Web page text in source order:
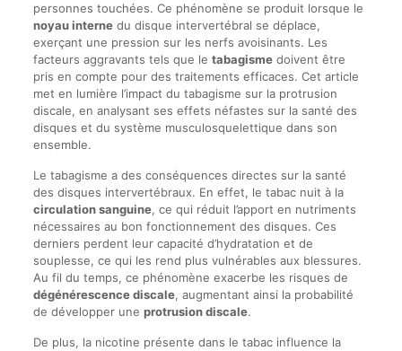
personnes touchées. Ce phénomène se produit lorsque le
noyau internedu disque intervertébral se déplace,
exerçant une pression sur les nerfs avoisinants. Les
facteurs aggravants tels que le tabagismedoivent être
pris en compte pour des traitements efficaces. Cet article
met en lumière l’impact du tabagisme sur la protrusion
discale, en analysant ses effets néfastes sur la santé des
disques et du système musculosquelettique dans son
ensemble.
Le tabagisme a des conséquences directes sur la santé
des disques intervertébraux. En effet, le tabac nuit à la
circulation sanguine, ce qui réduit l’apport en nutriments
nécessaires au bon fonctionnement des disques. Ces
derniers perdent leur capacité d’hydratation et de
souplesse, ce qui les rend plus vulnérables aux blessures.
Au fil du temps, ce phénomène exacerbe les risques de
dégénérescence discale, augmentant ainsi la probabilité
de développer une protrusion discale.
De plus, la nicotine présente dans le tabac influence la